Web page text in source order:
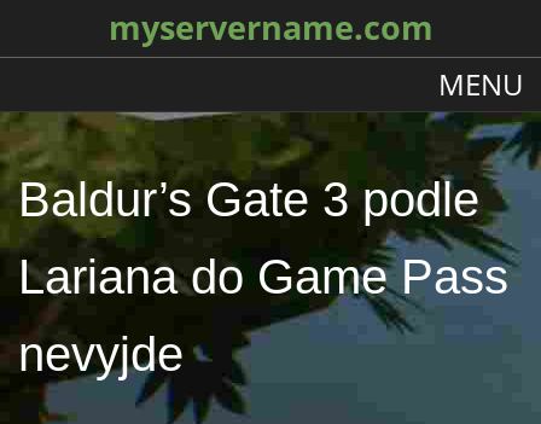
myservername.com
MENU
Baldur’s Gate 3 podle
Lariana do Game Pass
nevyjde